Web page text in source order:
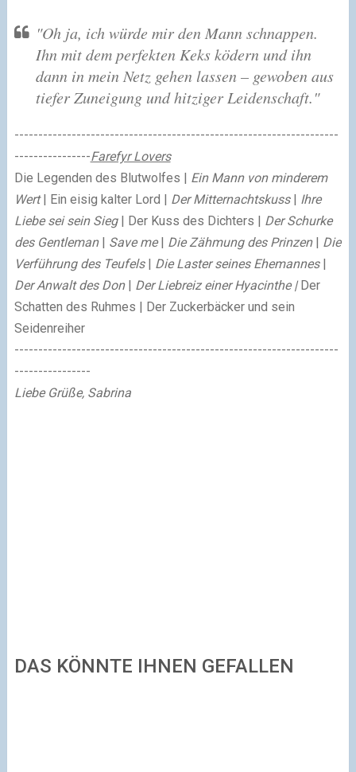
"Oh ja, ich würde mir den Mann schnappen.
Ihn mit dem perfekten Keks ködern und ihn
dann in mein Netz gehen lassen – gewoben aus
tiefer Zuneigung und hitziger Leidenschaft."
--------------------------------------------------------------------
----------------Farefyr Lovers
Die Legenden des Blutwolfes | Ein Mann von minderem
Wert| Ein eisig kalter Lord | Der Mitternachtskuss| Ihre
Liebe sei sein Sieg| Der Kuss des Dichters | Der Schurke
des Gentleman| Save me| Die Zähmung des Prinzen| Die
Verführung des Teufels| Die Laster seines Ehemannes|
Der Anwalt des Don| Der Liebreiz einer Hyacinthe|Der
Schatten des Ruhmes | Der Zuckerbäcker und sein
Seidenreiher
--------------------------------------------------------------------
----------------
Liebe Grüße, Sabrina
DAS KÖNNTE IHNEN GEFALLEN